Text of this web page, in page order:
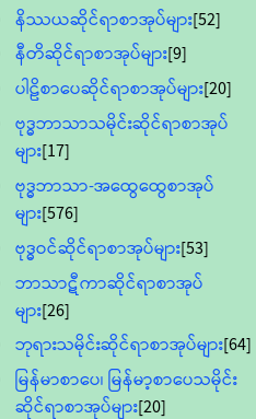
နိဿယဆိုင်ရာစာအုပ်များ[52]
နီတိဆိုင်ရာစာအုပ်များ[9]
ပါဠိစာပေဆိုင်ရာစာအုပ်များ[20]
ဗုဒ္ဓဘာသာသမိုင်းဆိုင်ရာစာအုပ်
များ[17]
ဗုဒ္ဓဘာသာ-အထွေထွေစာအုပ်
များ[576]
ဗုဒ္ဓဝင်ဆိုင်ရာစာအုပ်များ[53]
ဘာသာဋီကာဆိုင်ရာစာအုပ်
များ[26]
ဘုရားသမိုင်းဆိုင်ရာစာအုပ်များ[64]
မြန်မာစာပေ၊ မြန်မာ့စာပေသမိုင်း
ဆိုင်ရာစာအုပ်များ[20]